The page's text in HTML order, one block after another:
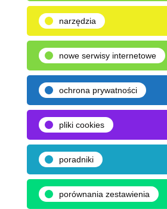
narzędzia
nowe serwisy internetowe
ochrona prywatności
pliki cookies
poradniki
porównania zestawienia